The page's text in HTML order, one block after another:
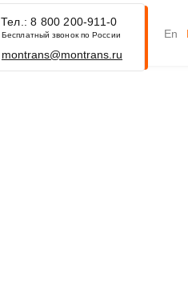
montrans@montrans.ru
En
Тел.: 8 800 200-911-0
Бесплатный звонок по России